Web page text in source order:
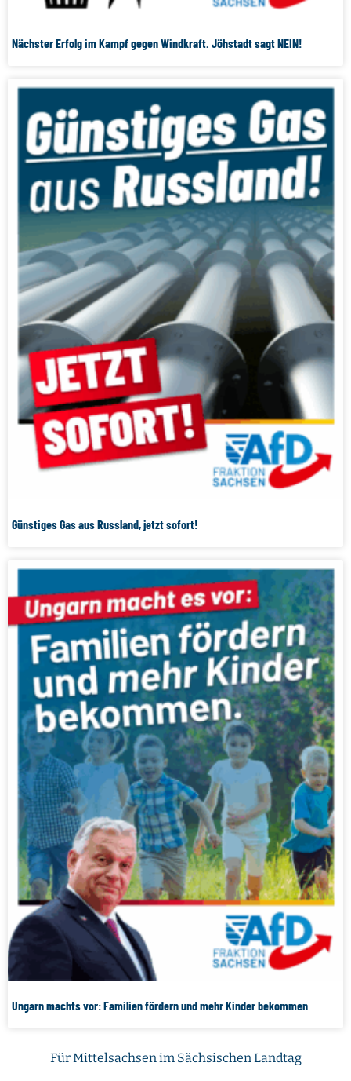
Nächster Erfolg im Kampf gegen Windkraft. Jöhstadt sagt NEIN!
Günstiges Gas aus Russland, jetzt sofort!
Ungarn machts vor: Familien fördern und mehr Kinder bekommen
Für Mittelsachsen im Sächsischen Landtag